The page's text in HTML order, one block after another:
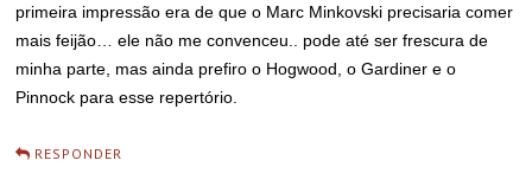
primeira impressão era de que o Marc Minkovski precisaria comer
mais feijão… ele não me convenceu.. pode até ser frescura de
minha parte, mas ainda prefiro o Hogwood, o Gardiner e o
Pinnock para esse repertório.
RESPONDER